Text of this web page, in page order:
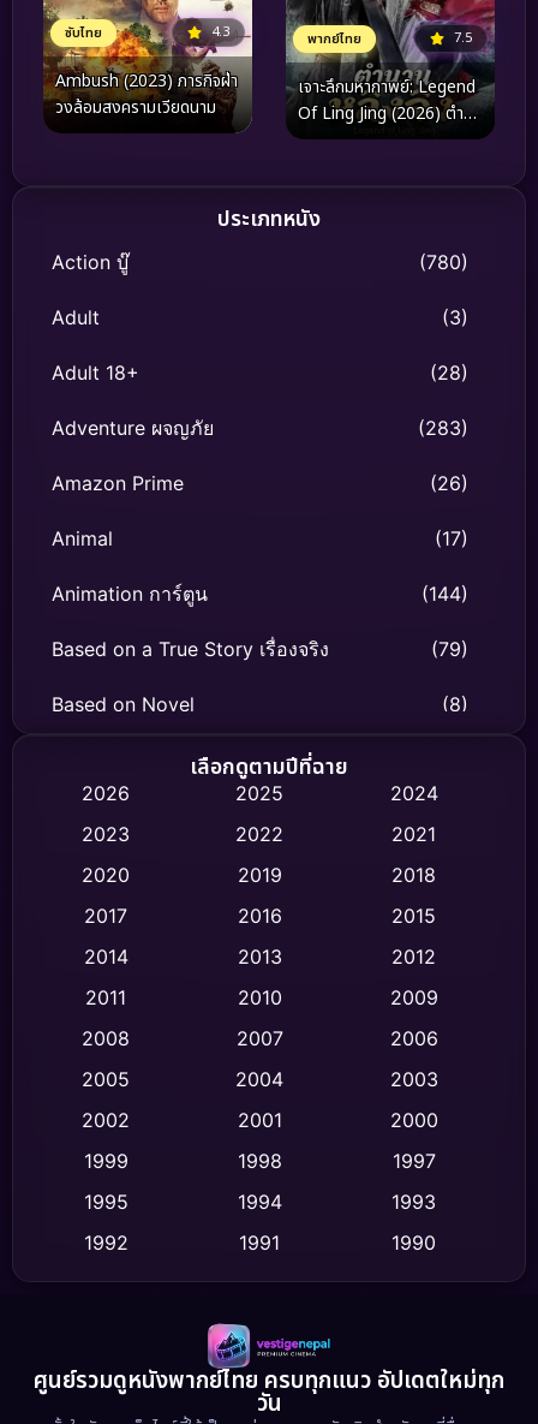
ซับไทย 4.3
Ambush (2023) ภารกิจฝ่า
วงล้อมสงครามเวียดนาม
พากย์ไทย 7.5
เจาะลึกมหากาพย์: Legend
Of Ling Jing (2026) ตำ
นานหลิงจิง – ปรากฏการณ์
ประเภทหนัง
Action บู๊ (780)
Adult (3)
Adult 18+ (28)
Adventure ผจญภัย (283)
Amazon Prime (26)
Animal (17)
Animation การ์ตูน (144)
Based on a True Story เรื่องจริง (79)
Based on Novel (8)
Biography ชีวิตจริง
Classic หนังคลาสสิก (47)
Comedy ตลก (454)
Crime อาชญากรรม (532)
Cult Film
Dance เต้น (10)
Detective สืบสวน (62)
Disaster (13)
เลือกดูตามปีที่ฉาย
2026 2025
2024
2023
2022
2021
2020
2019
2018
2017
2016
2015
2014
2013
2012
2011
2010
2009
2008
2007
2006
2005
2004
2003
2002
2001
2000
1999
1998
1997
1995
1994
1993
1992
1991
1990
1989
1988
1986
1983
1978
1974
1962
ศูนย์รวมดูหนังพากย์ไทย ครบทุกแนว อัปเดตใหม่ทุก
วัน